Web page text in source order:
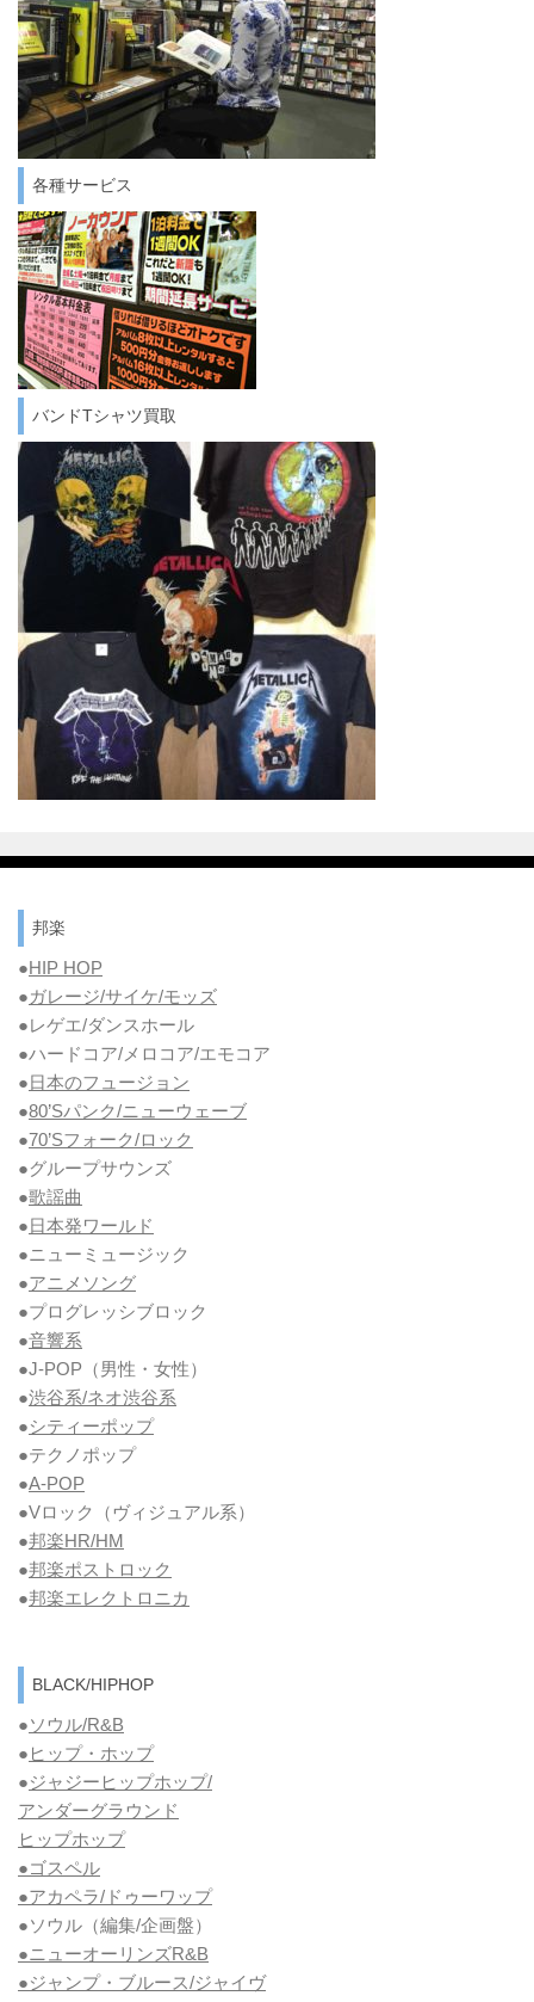
各種サービス
バンドTシャツ買取
邦楽
●HIP HOP
●ガレージ/サイケ/モッズ
●レゲエ/ダンスホール
●ハードコア/メロコア/エモコア
●日本のフュージョン
●80’Sパンク/ニューウェーブ
●70’Sフォーク/ロック
●グループサウンズ
●歌謡曲
●日本発ワールド
●ニューミュージック
●アニメソング
●プログレッシブロック
●音響系
●J-POP（男性・女性）
●渋谷系/ネオ渋谷系
●シティーポップ
●テクノポップ
●A-POP
●Vロック
（ヴィジュアル系）
●邦楽HR/HM
●邦楽ポストロック
●邦楽エレクトロニカ
BLACK/HIPHOP
●ソウル/R&B
● ヒップ・ホップ
●ジャジーヒップホップ/
アンダーグラウンド
ヒップホップ
●ゴスペル
●アカペラ/ドゥーワップ
●ソウル （編集/企画盤）
●ニューオーリンズR&B
●ジャンプ・ブルース/ジャイヴ